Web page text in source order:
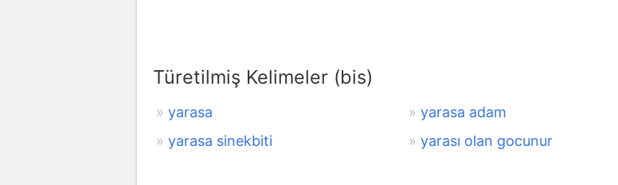
Türetilmiş Kelimeler (bis)
yarasa yarasa adam
yarasa sinekbiti
yarası olan gocunur